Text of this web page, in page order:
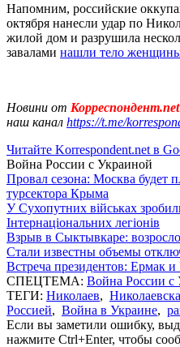
Напомним, российские
октября нанесли удар по
жилой дом и разрушила
завалами нашли тело
Новини от Корреспондент.net
наш канал https://t.me/
Читайте Korrespondent.net в
Война России с Украиной
Провал сезона: Москва будет
турсектора Крыма
У Сухопутних військах
Інтернаціональних легіонів
Взрыв в Сыктывкаре:
Стали известны объемы
Встреча президентов: Ермак
СПЕЦТЕМА: Война России с
ТЕГИ: Николаев,
Россией, Война в Украине,
Если вы заметили ошибку,
нажмите Ctrl+Enter, чтобы